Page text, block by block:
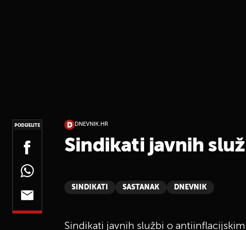
PODIJELITE DNEVNIK.HR
Sindikati javnih
SINDIKATI SASTANAK DNEVNIK
Sindikati javnih službi o